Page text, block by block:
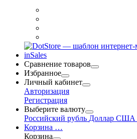
Сравнение товаров
Избранное
Личный кабинет
Авторизация
Регистрация
Выберите валюту
Российский рубль Доллар США
Корзина …
Корзина